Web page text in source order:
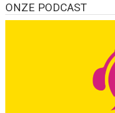
ONZE PODCAST